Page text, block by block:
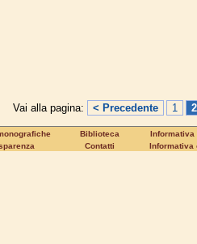
Vai alla pagina: < Precedente 1 2
Biblioteca
Informativa
Contatti Informativa